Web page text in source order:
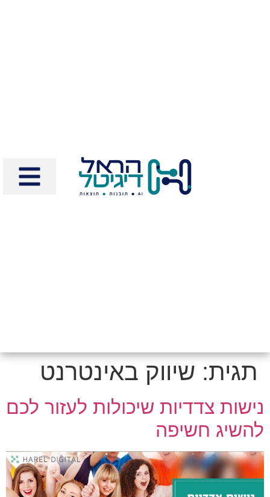
תגית: שיווק באינטרנט
נישות צדדיות שיכולות לעזור לכם
להשיג חשיפה